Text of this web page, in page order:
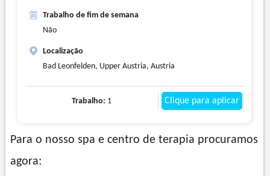
Trabalho de fim de semana
Não
Localização
Bad Leonfelden, Upper Austria, Austria
Trabalho: 1 Clique para aplicar
Para o nosso spa e centro de terapia procuramos
agora: